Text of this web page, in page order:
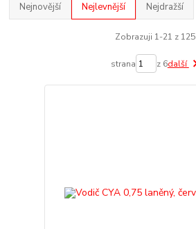
Nejnovější Nejlevnější Nejdražší
Zobrazuji 1-21 z 125
strana z 6další